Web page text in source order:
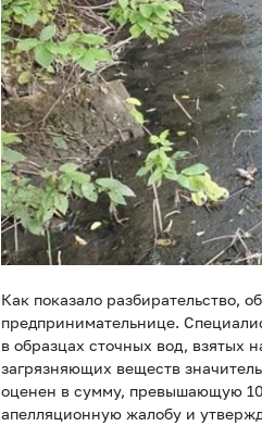
Как показало разбирательство,
предпринимательнице.
в образцах сточных вод, взятых
загрязняющих веществ
оценен в сумму, превышающую
апелляционную жалобу и